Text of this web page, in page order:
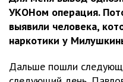
УКОНом операция.
выявили человека,
наркотики у
Дальше пошли